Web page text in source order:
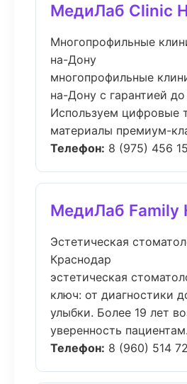
МедиЛаб Clinic
Многопрофильные
на-Дону
многопрофильные
на-Дону с гарантией до
Используем цифровые
материалы премиум-
Телефон: 8 (975) 456
МедиЛаб Family
Эстетическая
Краснодар
эстетическая
ключ: от диагностики
улыбки. Более 19 лет
уверенность
Телефон: 8 (960) 514